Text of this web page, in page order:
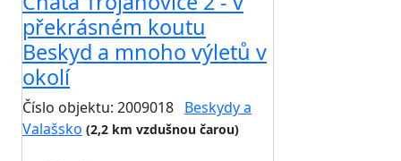
překrásném koutu
Beskyd a mnoho výletů v
okolí
Číslo objektu: 2009018 Beskydy a
Valašsko (2,2 km vzdušnou čarou)